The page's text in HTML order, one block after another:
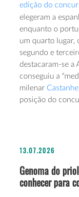
edição do
elegeram a
enquanto o
um quarto lugar,
segundo e
destacaram-se a
conseguiu a
milenar
posição do
13.07.2026
Genoma do
conhecer para